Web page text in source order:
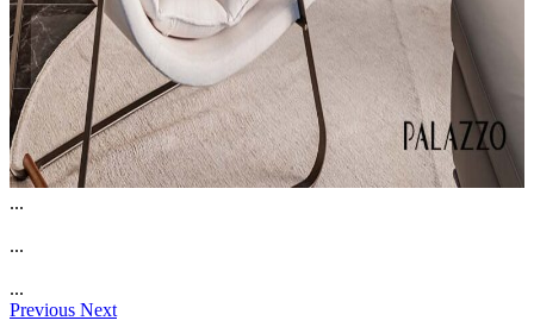
...
...
...
Previous Next